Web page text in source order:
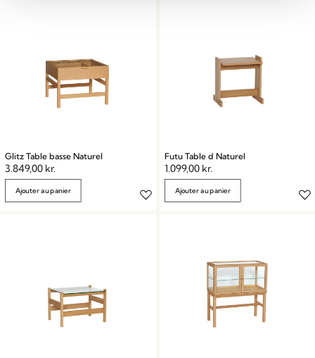
Glitz Table basse Naturel
3.849,00 kr.
Ajouter au panier
Futu Table d Naturel
1.099,00 kr.
Ajouter au panier